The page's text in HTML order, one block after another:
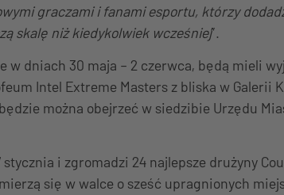
graczami i fanami esportu, którzy
skalę niż kiedykolwiek wcześniej”.
w dniach 30 maja – 2 czerwca, będą mieli
Intel Extreme Masters z bliska w Galerii
można obejrzeć w siedzibie Urzędu
stycznia i zgromadzi 24 najlepsze drużyny
się w walce o sześć upragnionych